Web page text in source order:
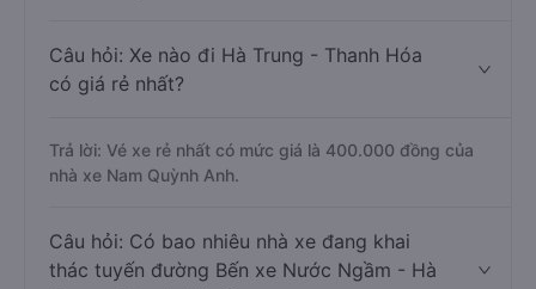
Câu hỏi: Xe nào đi Hà Trung - Thanh Hóa
có giá rẻ nhất?
Trả lời: Vé xe rẻ nhất có mức giá là 400.000 đồng của
nhà xe Nam Quỳnh Anh.
Câu hỏi: Có bao nhiêu nhà xe đang khai
thác tuyến đường Bến xe Nước Ngầm - Hà